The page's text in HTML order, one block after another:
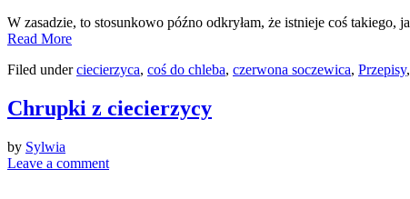
W zasadzie, to stosunkowo późno odkryłam, że istnieje coś
Read More
Filed underciecierzyca, coś do chleba, czerwona soczewica, Przepisy,
Chrupki z ciecierzycy
by Sylwia
Leave a comment